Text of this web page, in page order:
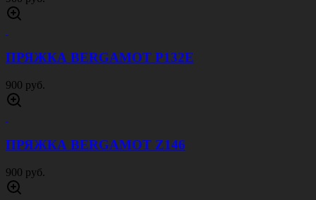
ПРЯЖКА BERGAMOT P132E
900 руб.
ПРЯЖКА BERGAMOT Z146
900 руб.